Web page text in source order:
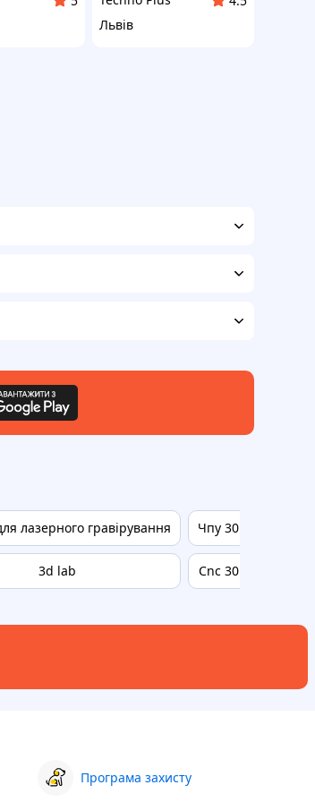
Львів
лазерного гравірування
3d lab
Чпу 3018
Cnc 3018
Програма захисту